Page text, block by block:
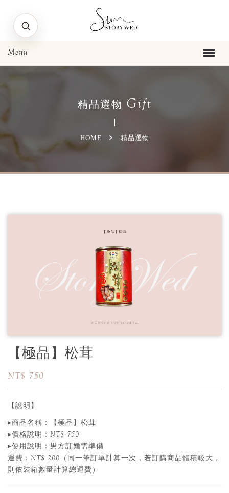
精品選物 Gift
HOME 精品選物
【極品】松茸
NT$ 750
【說明】
▸商品名稱：【極品】松茸
▸價格說明：NT$ 750
▸使用說明：男方訂婚需準備
運費：NT$ 200（同一筆訂單計算一次，若訂購商品體積較大，
則依裝箱數量計算總運費）